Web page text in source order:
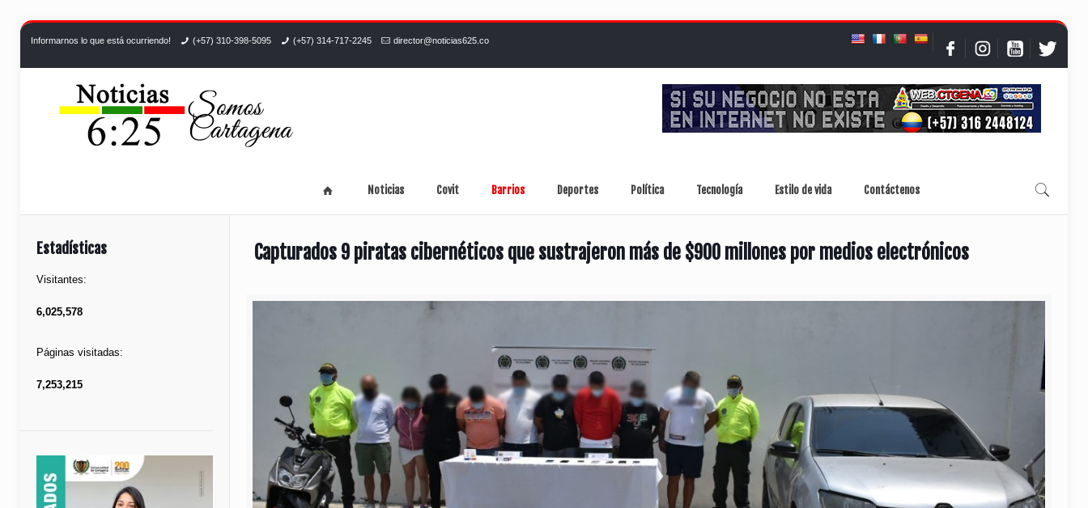
Informarnos lo que está ocurriendo! (+57) 310-398-5095 (+57) 314-717-2245 director@noticias625.co
Noticias Covit Barrios Deportes Política Tecnología Estilo de vida Contáctenos
Capturados 9 piratas cibernéticos que sustrajeron más de $900 millones por medios electrónicos
Estadísticas
Visitantes:
6,025,578
Páginas visitadas:
7,253,215